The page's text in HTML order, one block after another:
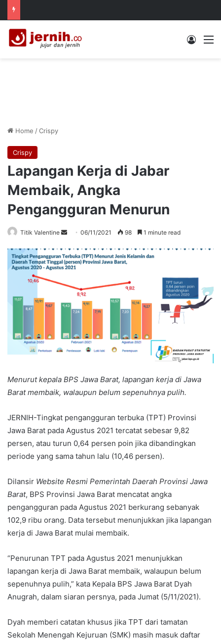
Log In
Home /Crispy
Crispy
Lapangan Kerja di Jabar
Membaik, Angka
Pengangguran Menurun
Titik Valentine
Send
email
06/11/2021 98 1 minute read
Menurut kepala BPS Jawa Barat, lapangan kerja di Jawa
Barat membaik, walaupun belum sepenuhnya pulih.
JERNIH-Tingkat pengangguran terbuka (TPT) Provinsi
Jawa Barat pada Agustus 2021 tercatat sebesar 9,82
persen, atau turun 0,64 persen poin jika dibandingkan
periode yang sama tahun lalu (10,46 persen).
Dilansir Website Resmi Pemerintah Daerah Provinsi Jawa
Barat, BPS Provinsi Jawa Barat mencatat angka
pengangguran pada Agustus 2021 berkurang sebanyak
102,9 ribu orang. Data tersebut menunjukkan jika lapangan
kerja di Jawa Barat mulai membaik.
“Penurunan TPT pada Agustus 2021 menunjukkan
lapangan kerja di Jawa Barat membaik, walaupun belum
sepenuhnya pulih,” kata Kepala BPS Jawa Barat Dyah
Anugrah, dalam siaran persnya, pada Jumat (5/11/2021).
Dyah memberi catatan khusus jika TPT dari tamatan
Sekolah Menengah Kejuruan (SMK) masih masuk daftar